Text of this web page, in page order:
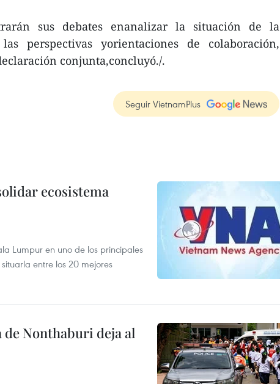
sus debates enanalizar la situación de la
perspectivas yorientaciones de colaboración,
conjunta,concluyó./.
Seguir VietnamPlus
ecosistema
Lumpur en uno de los principales
entre los 20 mejores
de Nonthaburi deja al